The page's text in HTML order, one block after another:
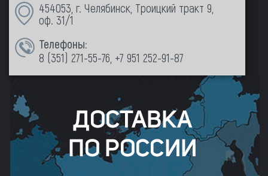
454053, г. Челябинск, Троицкий тракт 9,
оф. 31/1
Телефоны:
8 (351) 271-55-76 +7 951 252-91-87